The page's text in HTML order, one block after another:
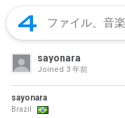
sayonara
Joined 3 年前
sayonara
Brazil